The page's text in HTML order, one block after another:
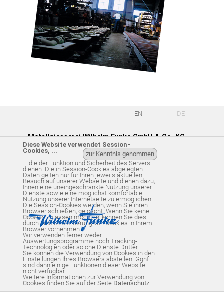
Diese Website verwendet Session-
Cookies, ...
zur Kenntnis genommen
... die der Funktion und Sicherheit des Servers
dienen. Die in Session-Cookies abgelegten
Daten gelten nur für Ihren jeweils aktuellen
Besuch auf unserer Webseite und dienen dazu,
Ihnen eine uneingeschränkte Nutzung unserer
Dienste sowie eine möglichst komfortable
Nutzung unserer Internetseite zu ermöglichen.
Die Session-Cookies werden, wenn Sie ihren
Browser schließen, gelöscht. Wenn Sie keine
Cookies zulassen möchten, können Sie dies
durch eine Deaktivierung von Cookies in Ihrem
Browser vornehmen.
Wir verwenden ferner weder
Auswertungsprogramme noch Tracking-
Technologien oder solche Dienste Dritter.
Sie können die Verwendung von Cookies in den
Einstellungen Ihres Browsers abstellen. Ggnf.
sind dann einige Funktionen dieser Website
nicht verfügbar.
Weitere Informationen zur Verwendung von
Cookies finden Sie auf der Seite Datenschutz.
EN DE
Metallgiesserei Wilhelm Funke GmbH & Co. KG
Röllinghäuser Str. 57 | D-31061 Alfeld (Leine)
Tel.: +49 (0) 51 81 - 84 59-0
e-mail:info@w-funke.de